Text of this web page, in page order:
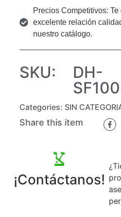
¡Contáctanos!
Precios Competitivos:
excelente relación
nuestro catálogo.
SKU:
DH-
Categories: SIN
Share this item